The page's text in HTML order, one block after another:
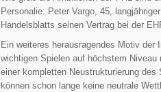
Personalie: Peter Vargo, 45,
Handelsblatts seinen Vertrag bei der
Ein weiteres herausragendes Motiv
wichtigen Spielen auf höchstem
einer kompletten Neustrukturierung
können schon lange keine neutrale